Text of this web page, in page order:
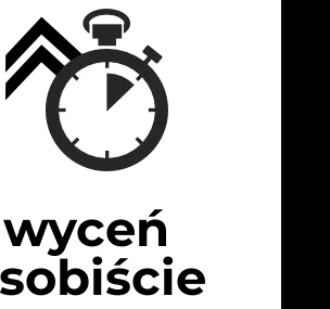
wyceń